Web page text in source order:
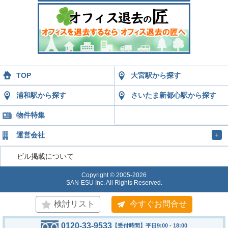
検討リスト 今すぐお問合せ
0120-33-9533 【受付時間】平日9:00 - 18:00
TOP 大宮駅から探す
浦和駅から探す さいたま新都心駅から探す
物件特集
運営会社 ＋
ビル掲載について
Copyright © 2005-2026
SAN-ESU Inc. All Rights Reserved.